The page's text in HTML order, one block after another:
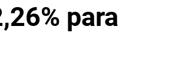
para